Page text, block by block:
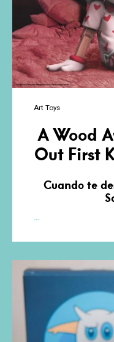
Art Toys
A Wood
Out First
Cuando te
…
Awakening
Chill-
Out
de
Juce